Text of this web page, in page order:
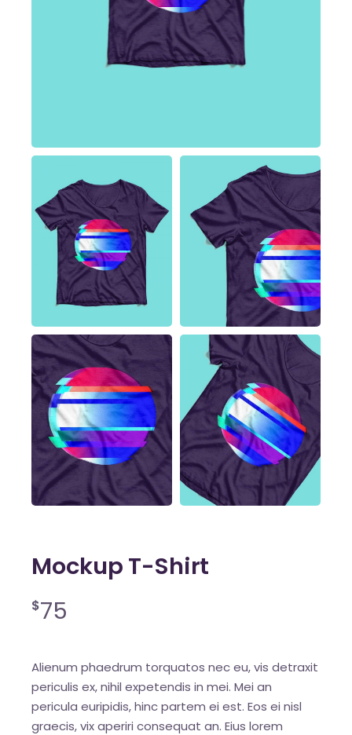
Mockup T-Shirt
$75
Alienum phaedrum torquatos nec eu, vis detraxit
periculis ex, nihil expetendis in mei. Mei an
pericula euripidis, hinc partem ei est. Eos ei nisl
graecis, vix aperiri consequat an. Eius lorem